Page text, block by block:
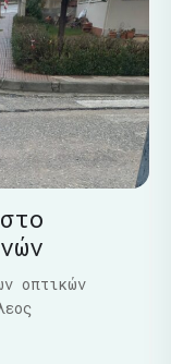
οπτικών